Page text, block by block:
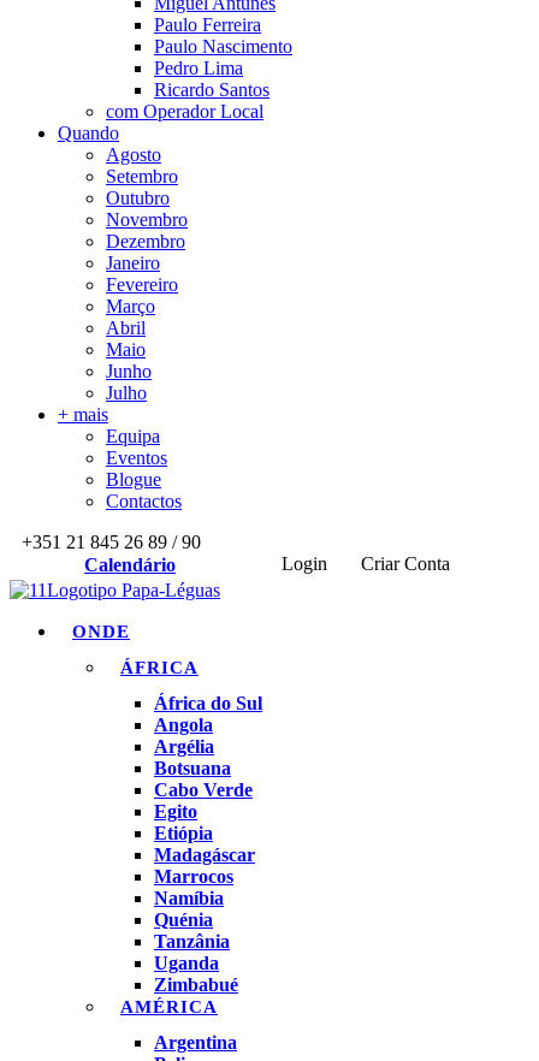
Paulo Ferreira
Paulo Nascimento
Pedro Lima
Ricardo Santos
com Operador Local
Quando
Agosto
Setembro
Outubro
Novembro
Dezembro
Janeiro
Fevereiro
Março
Abril
Maio
Junho
Julho
+ mais
Equipa
Eventos
Blogue
Contactos
+351 21 845 26 89 / 90
Calendário
Login Criar Conta
ONDE
ÁFRICA
África do Sul
Angola
Argélia
Botsuana
Cabo Verde
Egito
Etiópia
Madagáscar
Marrocos
Namíbia
Quénia
Tanzânia
Uganda
Zimbabué
AMÉRICA
Argentina